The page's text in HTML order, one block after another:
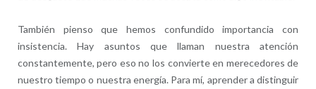
También pienso que hemos confundido importancia con
insistencia. Hay asuntos que llaman nuestra atención
constantemente, pero eso no los convierte en merecedores de
nuestro tiempo o nuestra energía. Para mí, aprender a distinguir